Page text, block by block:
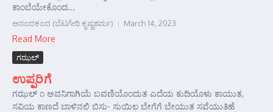
ಕಾಂಬೆಯೇಕೊಂದ...
ಆನಂದಕಂದ (ಬೆಟಗೇರಿ ಕೃಷ್ಣಶರ್ಮ) March 14, 2023
Read More
ಗಝಲ್
ಉಪ್ಪರಿಗೆ
ಗಝಲ್ ೧ ಅವನಿಗಾಗಿಯೆ ಬವಣಿಯೊಂದುತ ಎದೆಯ ಕುದಿಯೊಳು ಕಾಯುತ,
ಸವಿಯ ಕಾಣದೆ ಬಾಳಿನಲಿ ಬಿಸು- ಸುಯಿಲ ಬೇಗೆಗೆ ಬೇಯುತ ಸವೆಯುತಿಹೆ